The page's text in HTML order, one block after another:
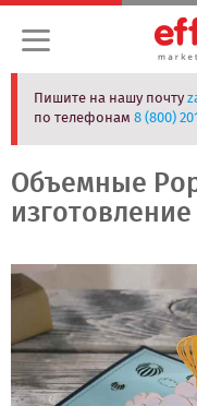
Пишите на нашу почту
по телефонам8 (800)
Объемные